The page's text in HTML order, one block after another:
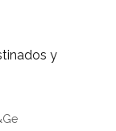
y